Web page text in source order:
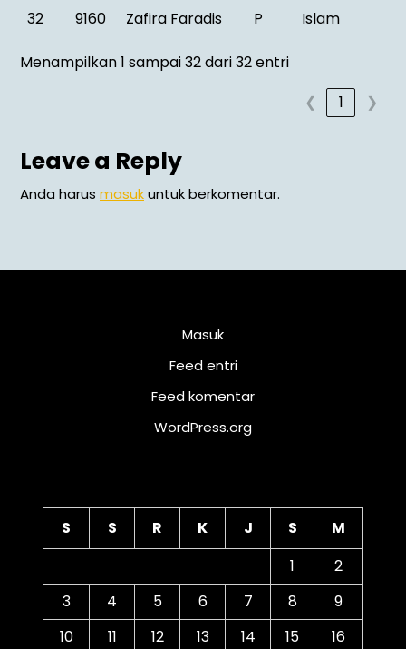
32 9160 Zafira Faradis P Islam
Menampilkan 1 sampai 32 dari 32 entri
❮
1 ❯
Leave a Reply
Anda harus masukuntuk berkomentar.
Masuk
Feed entri
Feed komentar
WordPress.org
S S R K J S
M
1
2
3
4 5 6 7 8
9
10
11 12 13 14 15
16